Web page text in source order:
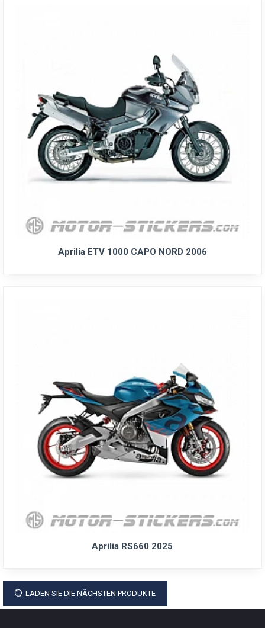
Aprilia ETV 1000 CAPO NORD 2006
Aprilia RS660 2025
LADEN SIE DIE NÄCHSTEN PRODUKTE